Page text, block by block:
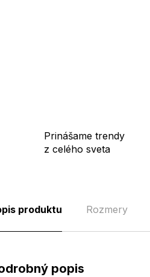
Prinášame trendy
z celého sveta
produktu Rozmery
popis